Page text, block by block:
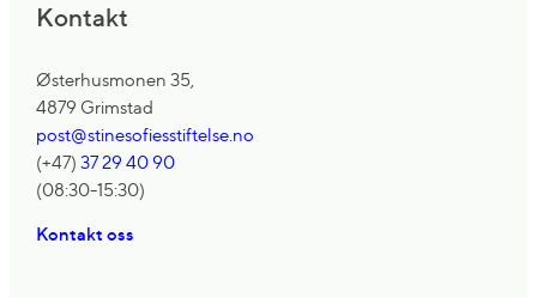
Kontakt
Østerhusmonen 35,
4879 Grimstad
post@stinesofiesstiftelse.no
(+47)37 29 40 90
(08:30-15:30)
Kontakt oss